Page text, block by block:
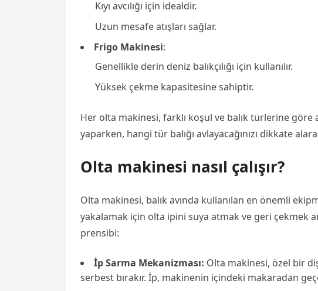
Kıyı avcılığı için idealdir.
Uzun mesafe atışları sağlar.
Frigo Makinesi:
Genellikle derin deniz balıkçılığı için kullanılır.
Yüksek çekme kapasitesine sahiptir.
Her olta makinesi, farklı koşul ve balık türlerine göre
yaparken, hangi tür balığı avlayacağınızı dikkate
Olta makinesi nasıl çalışır?
Olta makinesi, balık avında kullanılan en önemli
yakalamak için olta ipini suya atmak ve geri çekmek
prensibi:
İp Sarma Mekanizması: Olta makinesi, özel bir
serbest bırakır. İp, makinenin içindeki makaradan